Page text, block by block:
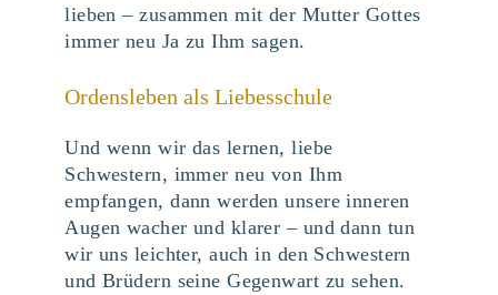
lieben – zusammen mit der Mutter Gottes
immer neu Ja zu Ihm sagen.
Ordensleben als Liebesschule
Und wenn wir das lernen, liebe
Schwestern, immer neu von Ihm
empfangen, dann werden unsere inneren
Augen wacher und klarer – und dann tun
wir uns leichter, auch in den Schwestern
und Brüdern seine Gegenwart zu sehen.